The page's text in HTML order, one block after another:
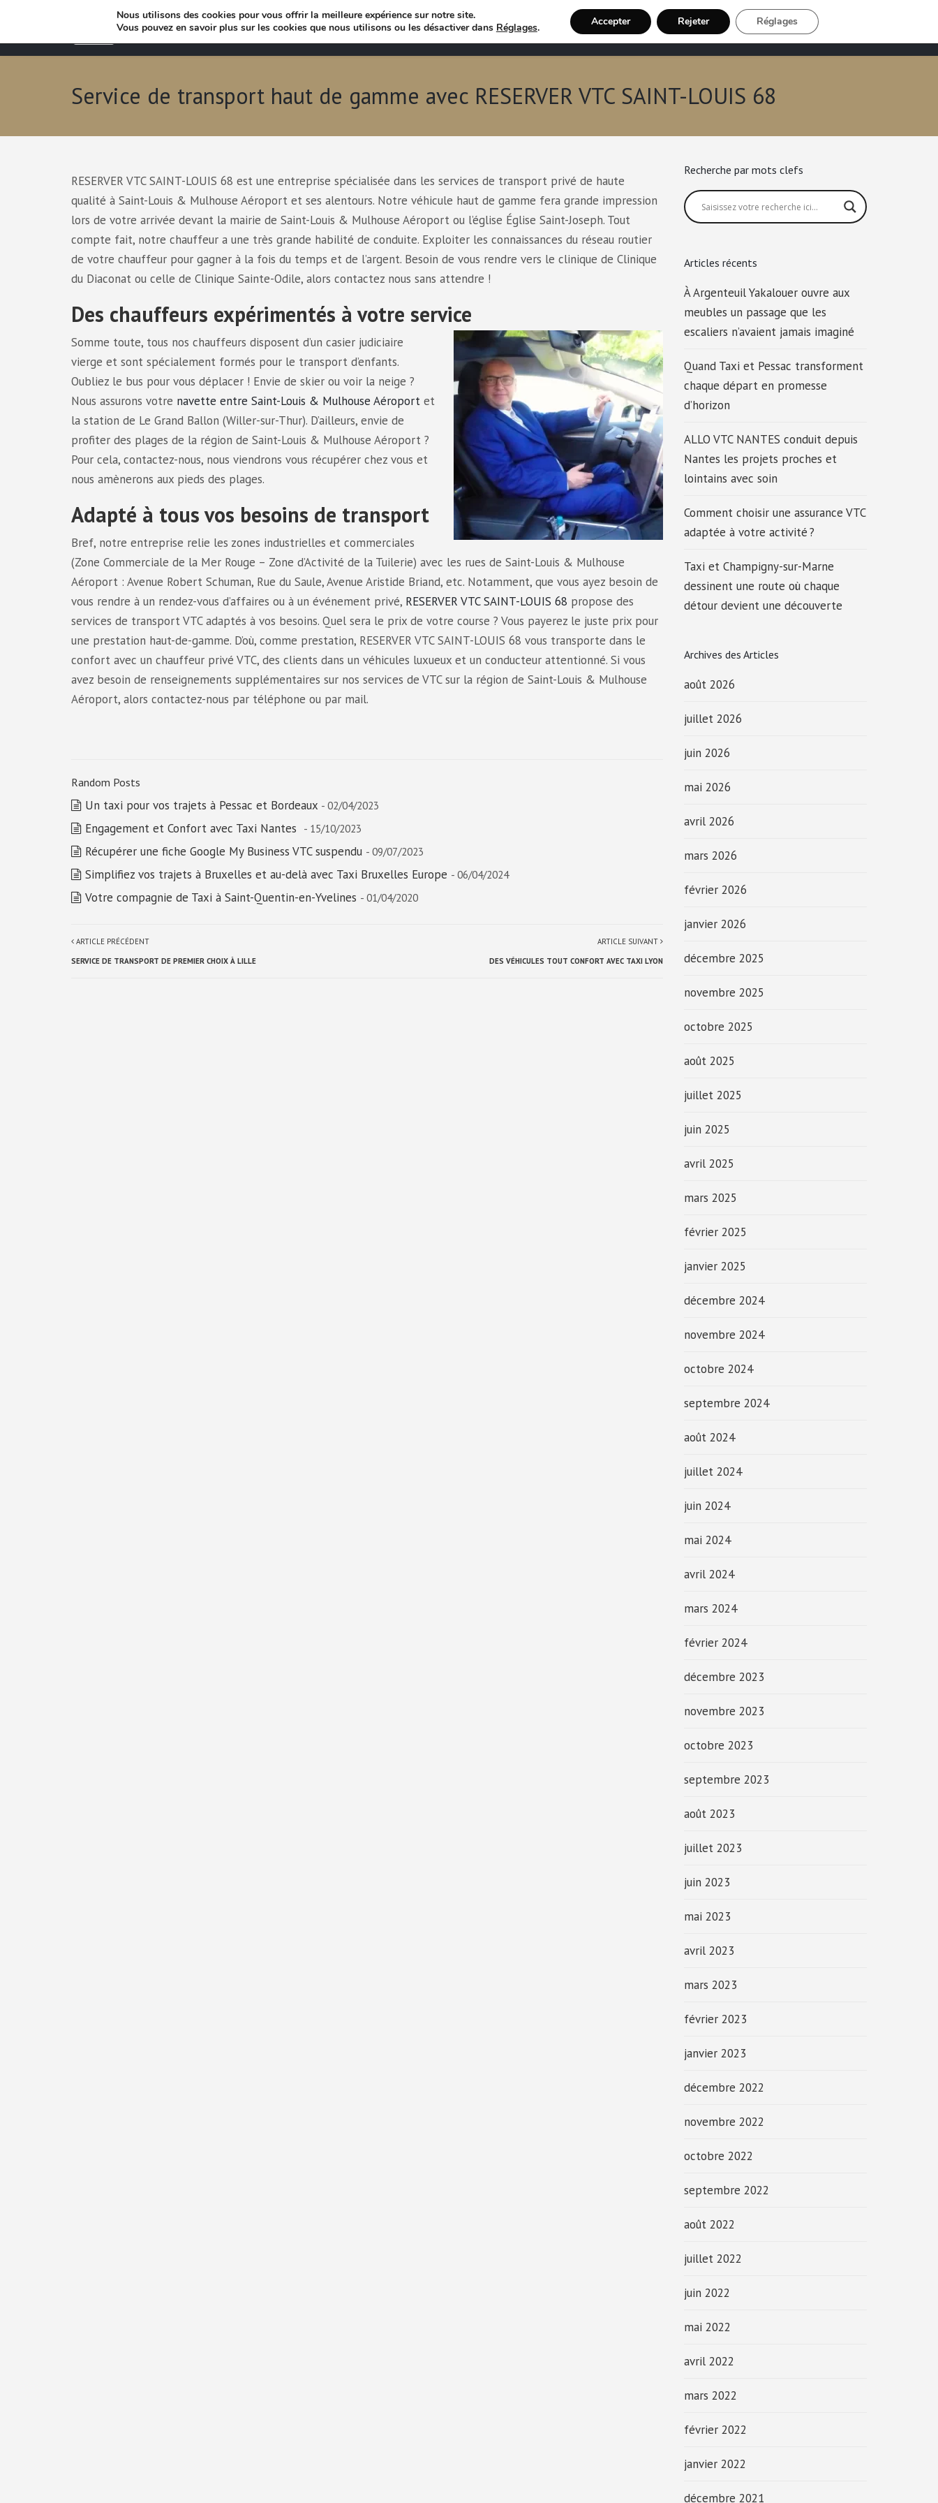
Annuaire VTC Recherche Chauffeur VTC Inscription Chauffeur
Service de transport haut de gamme avec RESERVER VTC SAINT-LOUIS 68
RESERVER VTC SAINT-LOUIS 68 est une entreprise spécialisée dans les services de transport privé de haute
qualité à Saint-Louis & Mulhouse Aéroport et ses alentours. Notre véhicule haut de gamme fera grande impression
lors de votre arrivée devant la mairie de Saint-Louis & Mulhouse Aéroport ou l’église Église Saint-Joseph. Tout
compte fait, notre chauffeur a une très grande habilité de conduite. Exploiter les connaissances du réseau routier
de votre chauffeur pour gagner à la fois du temps et de l’argent. Besoin de vous rendre vers le clinique de Clinique
du Diaconat ou celle de Clinique Sainte-Odile, alors contactez nous sans attendre !
Des chauffeurs expérimentés à votre service
Somme toute, tous nos chauffeurs disposent d’un casier judiciaire
vierge et sont spécialement formés pour le transport d’enfants.
Oubliez le bus pour vous déplacer ! Envie de skier ou voir la neige ?
Nous assurons votre navette entre Saint-Louis & Mulhouse Aéroport et
la station de Le Grand Ballon (Willer-sur-Thur). D’ailleurs, envie de
profiter des plages de la région de Saint-Louis & Mulhouse Aéroport ?
Pour cela, contactez-nous, nous viendrons vous récupérer chez vous et
nous amènerons aux pieds des plages.
Adapté à tous vos besoins de transport
Bref, notre entreprise relie les zones industrielles et commerciales
(Zone Commerciale de la Mer Rouge – Zone d’Activité de la Tuilerie) avec les rues de Saint-Louis & Mulhouse
Aéroport : Avenue Robert Schuman, Rue du Saule, Avenue Aristide Briand, etc. Notamment, que vous ayez besoin de
vous rendre à un rendez-vous d’affaires ou à un événement privé, RESERVER VTC SAINT-LOUIS 68 propose des
services de transport VTC adaptés à vos besoins. Quel sera le prix de votre course ? Vous payerez le juste prix pour
une prestation haut-de-gamme. D’où, comme prestation, RESERVER VTC SAINT-LOUIS 68 vous transporte dans le
confort avec un chauffeur privé VTC, des clients dans un véhicules luxueux et un conducteur attentionné. Si vous
avez besoin de renseignements supplémentaires sur nos services de VTC sur la région de Saint-Louis & Mulhouse
Aéroport, alors contactez-nous par téléphone ou par mail.
Random Posts
Un taxi pour vos trajets à Pessac et Bordeaux - 02/04/2023
Engagement et Confort avec Taxi Nantes - 15/10/2023
Récupérer une fiche Google My Business VTC suspendu - 09/07/2023
Simplifiez vos trajets à Bruxelles et au-delà avec Taxi Bruxelles Europe - 06/04/2024
Votre compagnie de Taxi à Saint-Quentin-en-Yvelines - 01/04/2020
ARTICLE PRÉCÉDENT
SERVICE DE TRANSPORT DE PREMIER CHOIX À LILLE
ARTICLE SUIVANT
DES VÉHICULES TOUT CONFORT AVEC TAXI LYON
Recherche par mots clefs
Articles récents
À Argenteuil Yakalouer ouvre aux
meubles un passage que les
escaliers n’avaient jamais imaginé
Quand Taxi et Pessac transforment
chaque départ en promesse
d’horizon
ALLO VTC NANTES conduit depuis
Nantes les projets proches et
lointains avec soin
Comment choisir une assurance VTC
adaptée à votre activité ?
Taxi et Champigny-sur-Marne
dessinent une route où chaque
détour devient une découverte
Archives des Articles
août 2026
juillet 2026
juin 2026
mai 2026
avril 2026
mars 2026
février 2026
janvier 2026
décembre 2025
novembre 2025
octobre 2025
août 2025
juillet 2025
juin 2025
avril 2025
mars 2025
février 2025
janvier 2025
décembre 2024
novembre 2024
octobre 2024
septembre 2024
août 2024
juillet 2024
juin 2024
mai 2024
avril 2024
mars 2024
février 2024
décembre 2023
novembre 2023
octobre 2023
septembre 2023
août 2023
juillet 2023
juin 2023
mai 2023
avril 2023
mars 2023
février 2023
janvier 2023
décembre 2022
novembre 2022
octobre 2022
septembre 2022
août 2022
juillet 2022
juin 2022
mai 2022
avril 2022
mars 2022
février 2022
janvier 2022
décembre 2021
Nous utilisons des cookies pour vous offrir la meilleure expérience sur notre site.
Vous pouvez en savoir plus sur les cookies que nous utilisons ou les désactiver dans Réglages. Accepter Rejeter Réglages